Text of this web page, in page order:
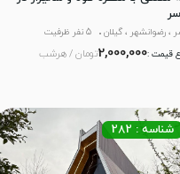
، رضوانشهر ، گیلان
5 نفر ظرفیت
قیمت :2,000,000تومان / هرشب
شناسه : 282